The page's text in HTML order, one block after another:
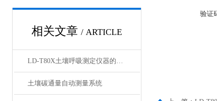
相关文章 / ARTICLE
LD-T80X土壤呼吸测定仪器的产品介绍【莱恩德】
土壤碳通量自动测量系统
验证